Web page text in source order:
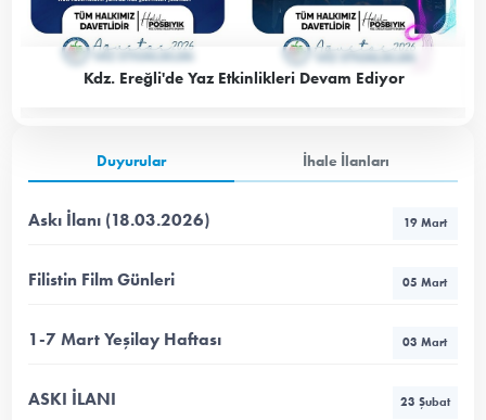
Kdz. Ereğli'de Yaz Etkinlikleri Devam Ediyor
Duyurular İhale İlanları
Askı İlanı (18.03.2026) 19 Mart
Filistin Film Günleri 05 Mart
1-7 Mart Yeşilay Haftası 03 Mart
ASKI İLANI 23 Şubat